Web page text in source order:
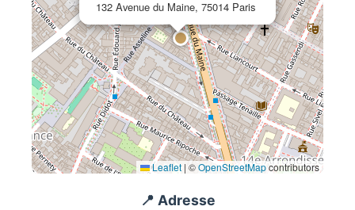
132 Avenue du Maine, 75014 Paris
Leaflet | ©OpenStreetMapcontributors
📍 Adresse